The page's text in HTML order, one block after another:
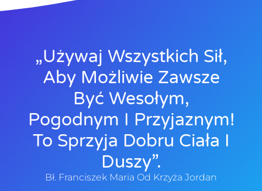
„Używaj Wszystkich Sił,
Aby Możliwie Zawsze
Być Wesołym,
Pogodnym I Przyjaznym!
To Sprzyja Dobru Ciała I
Duszy”.
Bł. Franciszek Maria Od Krzyża Jordan